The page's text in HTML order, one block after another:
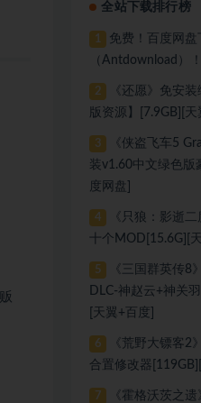
全站下载排行榜
1
免费！百度网
（Antdownload）！
2
《还愿》免安
版资源】[7.9GB][天
3
《侠盗飞车5
装v1.60中文绿色版
度网盘]
4
《只狼：影逝
十个MOD[15.6G][
5
《三国群英传8
DLC-神赵云+神关
[天翼+百度]
6
《荒野大镖客2
合置修改器
7
《霍格沃茨之